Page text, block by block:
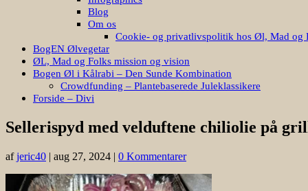
Blog
Om os
Cookie- og privatlivspolitik hos Øl, Mad og
BogEN Ølvegetar
ØL, Mad og Folks mission og vision
Bogen Øl i Kålrabi – Den Sunde Kombination
Crowdfunding – Plantebaserede Juleklassikere
Forside – Divi
Sellerispyd med velduftene chiliolie på
afjeric40 | aug 27, 2024 | 0 Kommentarer